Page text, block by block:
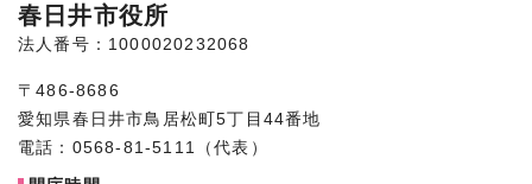
春日井市役所
法人番号：1000020232068
〒486-8686
愛知県春日井市鳥居松町5丁目44番地
電話：0568-81-5111（代表）